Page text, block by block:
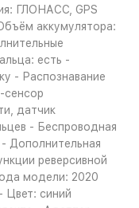
ГЛОНАСС, GPS
аккумулятора:
есть -
- Распознавание
сенсор
датчик
- Беспроводная
Дополнительная
реверсивной
модели: 2020
Цвет: синий